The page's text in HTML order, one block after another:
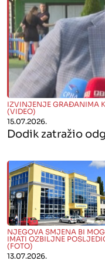
" alt="">
IZVINJENJE GRAĐANIMA
(VIDEO)
15.07.2026.
Dodik zatražio
" alt="">
NJEGOVA SMJENA BI
IMATI OZBILJNE
(FOTO)
13.07.2026.